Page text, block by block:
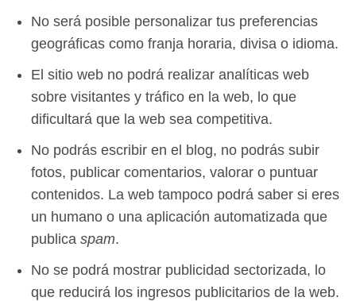
No será posible personalizar tus preferencias
geográficas como franja horaria, divisa o idioma.
El sitio web no podrá realizar analíticas web
sobre visitantes y tráfico en la web, lo que
dificultará que la web sea competitiva.
No podrás escribir en el blog, no podrás subir
fotos, publicar comentarios, valorar o puntuar
contenidos. La web tampoco podrá saber si eres
un humano o una aplicación automatizada que
publica spam.
No se podrá mostrar publicidad sectorizada, lo
que reducirá los ingresos publicitarios de la web.